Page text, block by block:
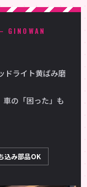
GINOWAN
ドライト黄ばみ磨
の「困った」も
込み部品OK